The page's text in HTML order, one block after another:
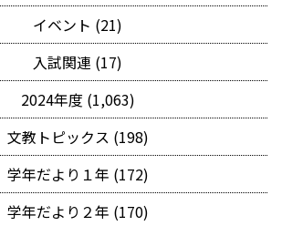
イベント (21)
入試関連 (17)
2024年度 (1,063)
文教トピックス (198)
学年だより１年 (172)
学年だより２年 (170)